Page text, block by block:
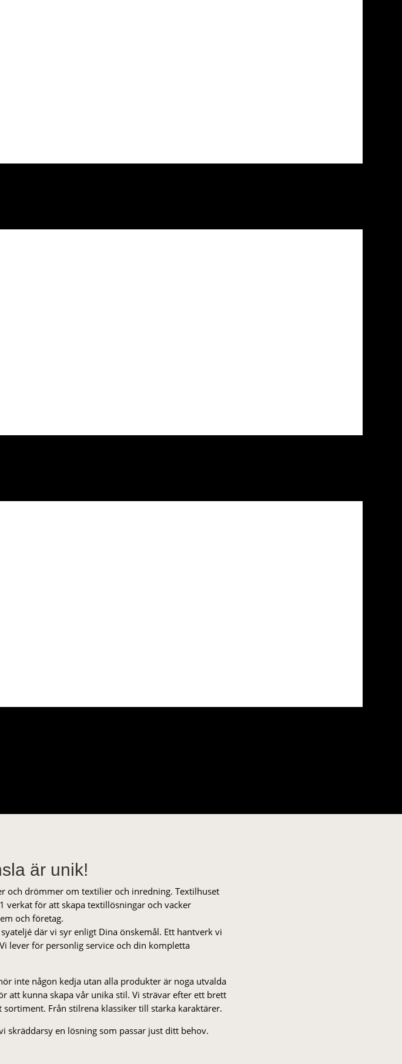
är unik!
och drömmer om textilier och inredning. Textilhuset
verkat för att skapa textillösningar och vacker
och företag.
där vi syr enligt Dina önskemål. Ett hantverk vi
lever för personlig service och din kompletta
inte någon kedja utan alla produkter är noga utvalda
att kunna skapa vår unika stil. Vi strä­var efter ett brett
sor­ti­ment. Från stil­rena klas­siker till starka karaktärer.
skräddarsy en lösning som passar just ditt behov.